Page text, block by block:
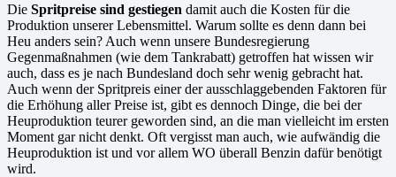
Die Spritpreise sind gestiegen damit auch die Kosten für die
Produktion unserer Lebensmittel. Warum sollte es denn dann bei
Heu anders sein? Auch wenn unsere Bundesregierung
Gegenmaßnahmen (wie dem Tankrabatt) getroffen hat wissen wir
auch, dass es je nach Bundesland doch sehr wenig gebracht hat.
Auch wenn der Spritpreis einer der ausschlaggebenden Faktoren für
die Erhöhung aller Preise ist, gibt es dennoch Dinge, die bei der
Heuproduktion teurer geworden sind, an die man vielleicht im ersten
Moment gar nicht denkt. Oft vergisst man auch, wie aufwändig die
Heuproduktion ist und vor allem WO überall Benzin dafür benötigt
wird.